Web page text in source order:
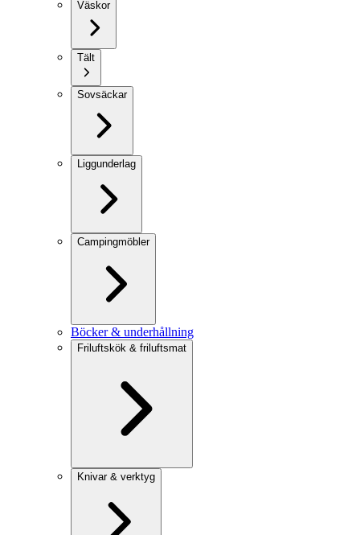
Väskor
Tält
Sovsäckar
Liggunderlag
Campingmöbler
Böcker & underhållning
Friluftskök & friluftsmat
Knivar & verktyg